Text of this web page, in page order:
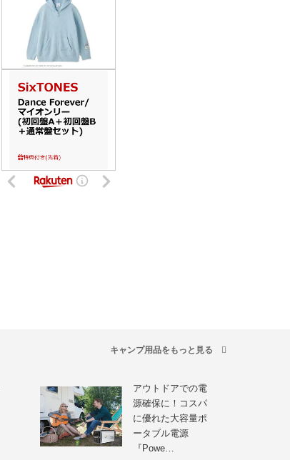
キャンプ用品をもっと見る
アウトドアでの電
源確保に！コスパ
に優れた大容量ポ
ータブル電源
『Powe…